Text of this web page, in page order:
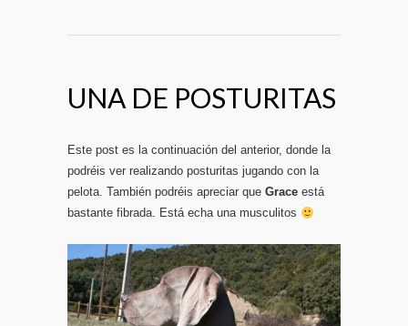
UNA DE POSTURITAS
Este post es la continuación del anterior, donde la
podréis ver realizando posturitas jugando con la
pelota. También podréis apreciar que Grace está
bastante fibrada. Está echa una musculitos